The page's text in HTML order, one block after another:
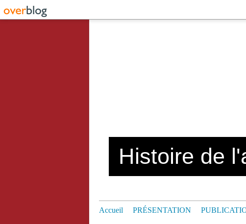
Histoire de
Accueil PRÉSENTATION